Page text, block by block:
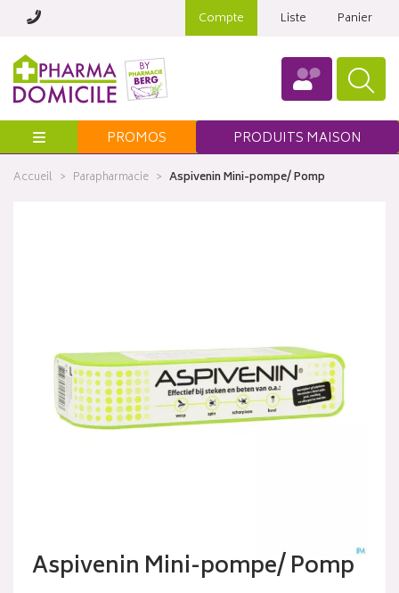
Compte Liste Panier
Menu PROMOS PRODUITS MAISON
Accueil Parapharmacie Aspivenin Mini-pompe/ Pomp
Aspivenin Mini-pompe/ Pomp